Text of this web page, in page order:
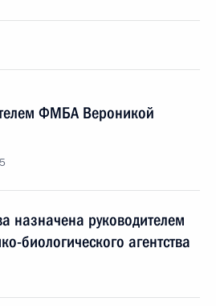
ФМБА Вероникой
назначена руководителем
биологического агентства